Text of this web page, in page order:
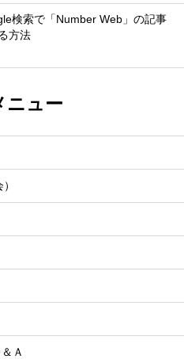
検索で「Number Web」の記事
方法
ニュー
Ａ